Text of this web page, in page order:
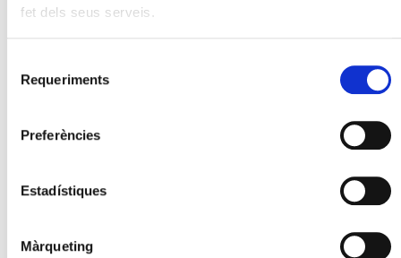
fet dels seus serveis.
Requeriments
Preferències
Estadístiques
Màrqueting